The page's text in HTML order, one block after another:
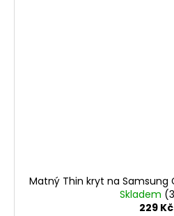
Matný Thin kryt na Samsung
Skladem
229 Kč